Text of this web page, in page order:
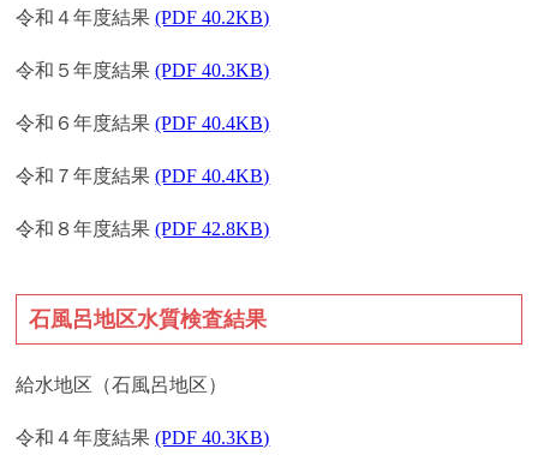
令和４年度結果(PDF 40.2KB)
令和５年度結果(PDF 40.3KB)
令和６年度結果(PDF 40.4KB)
令和７年度結果(PDF 40.4KB)
令和８年度結果(PDF 42.8KB)
石風呂地区水質検査結果
給水地区（石風呂地区）
令和４年度結果(PDF 40.3KB)